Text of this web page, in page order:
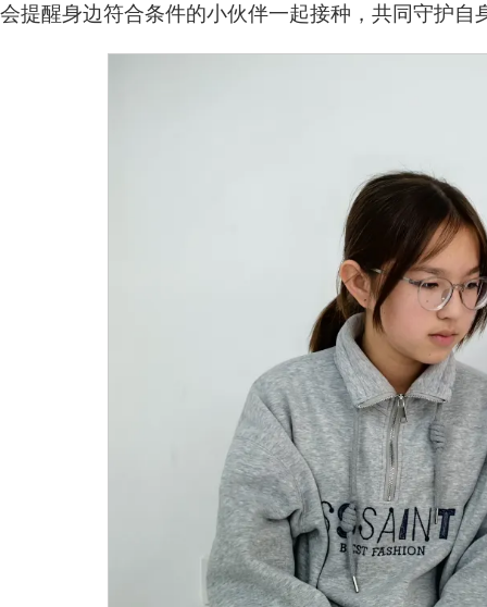
会提醒身边符合条件的小伙伴一起接种，共同守护自